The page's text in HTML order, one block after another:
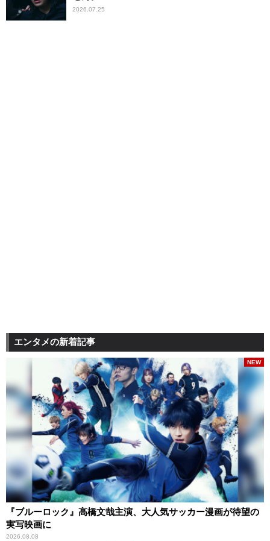
2026.07.25
エンタメの新着記事
『ブルーロック』高橋文哉主演、大人気サッカー漫画が待望の
実写映画に
2026.08.08
NEW